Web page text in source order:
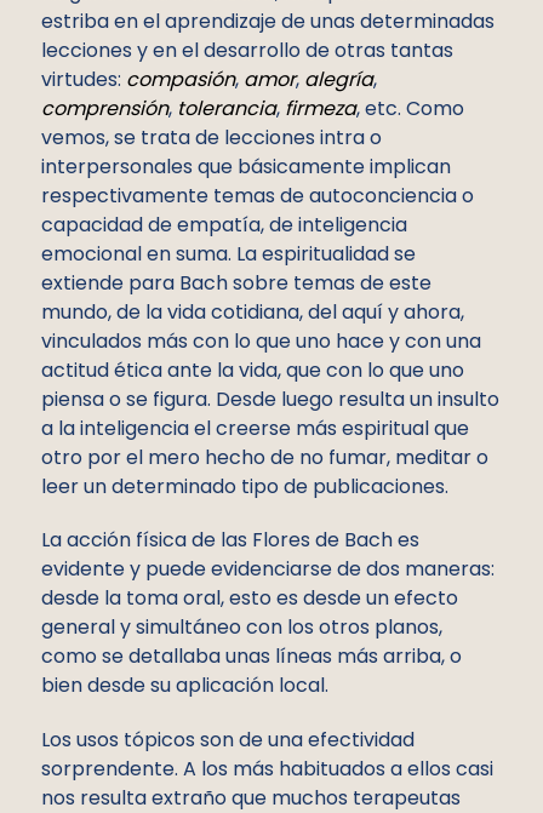
estriba en el aprendizaje de unas determinadas
lecciones y en el desarrollo de otras tantas
virtudes: compasión, amor, alegría,
comprensión, tolerancia, firmeza, etc. Como
vemos, se trata de lecciones intra o
interpersonales que básicamente implican
respectivamente temas de autoconciencia o
capacidad de empatía, de inteligencia
emocional en suma. La espiritualidad se
extiende para Bach sobre temas de este
mundo, de la vida cotidiana, del aquí y ahora,
vinculados más con lo que uno hace y con una
actitud ética ante la vida, que con lo que uno
piensa o se figura. Desde luego resulta un insulto
a la inteligencia el creerse más espiritual que
otro por el mero hecho de no fumar, meditar o
leer un determinado tipo de publicaciones.
La acción física de las Flores de Bach es
evidente y puede evidenciarse de dos maneras:
desde la toma oral, esto es desde un efecto
general y simultáneo con los otros planos,
como se detallaba unas líneas más arriba, o
bien desde su aplicación local.
Los usos tópicos son de una efectividad
sorprendente. A los más habituados a ellos casi
nos resulta extraño que muchos terapeutas